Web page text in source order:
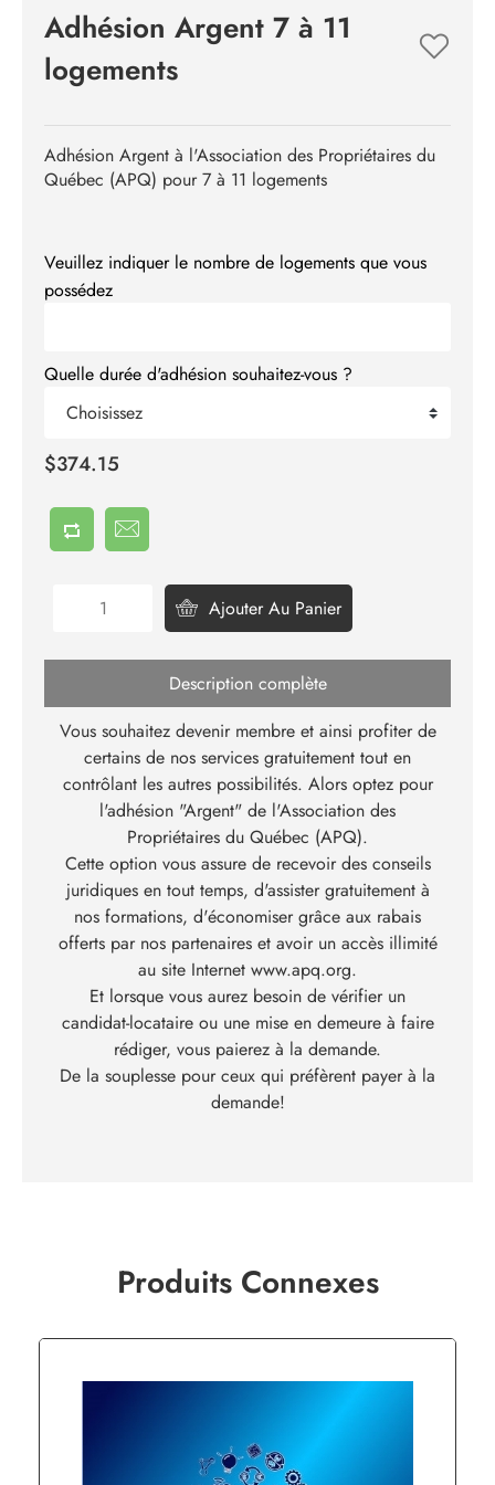
Adhésion Argent 7 à 11
logements
Adhésion Argent à l'Association des Propriétaires du
Québec (APQ) pour 7 à 11 logements
Veuillez indiquer le nombre de logements que vous
possédez
Quelle durée d'adhésion souhaitez-vous ?
Choisissez
$374.15
Ajouter Au Panier
Description complète
Vous souhaitez devenir membre et ainsi profiter de
certains de nos services gratuitement tout en
contrôlant les autres possibilités. Alors optez pour
l'adhésion "Argent" de l'Association des
Propriétaires du Québec (APQ).
Cette option vous assure de recevoir des conseils
juridiques en tout temps, d'assister gratuitement à
nos formations, d'économiser grâce aux rabais
offerts par nos partenaires et avoir un accès illimité
au site Internet www.apq.org.
Et lorsque vous aurez besoin de vérifier un
candidat-locataire ou une mise en demeure à faire
rédiger, vous paierez à la demande.
De la souplesse pour ceux qui préfèrent payer à la
demande!
Produits Connexes